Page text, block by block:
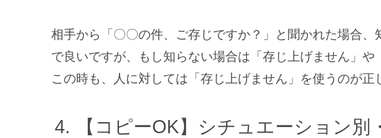
相手から「〇〇の件、ご存じですか？」と聞かれた場合、
で良いですが、もし知らない場合は「存じ上げません」や
この時も、人に対しては「存じ上げません」を使うのが正
【コピーOK】シチュエーション別